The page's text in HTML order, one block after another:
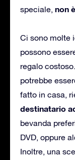
speciale, non
Ci sono molte
possono
regalo
potrebbe
fatto in casa,
destinatario
bevanda
DVD, oppure
Inoltre, una